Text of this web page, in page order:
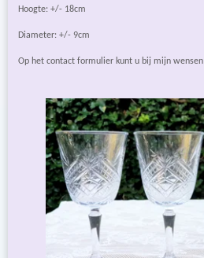
Hoogte: +/- 18cm
Diameter: +/- 9cm
Op het contact formulier kunt u bij mijn wensen